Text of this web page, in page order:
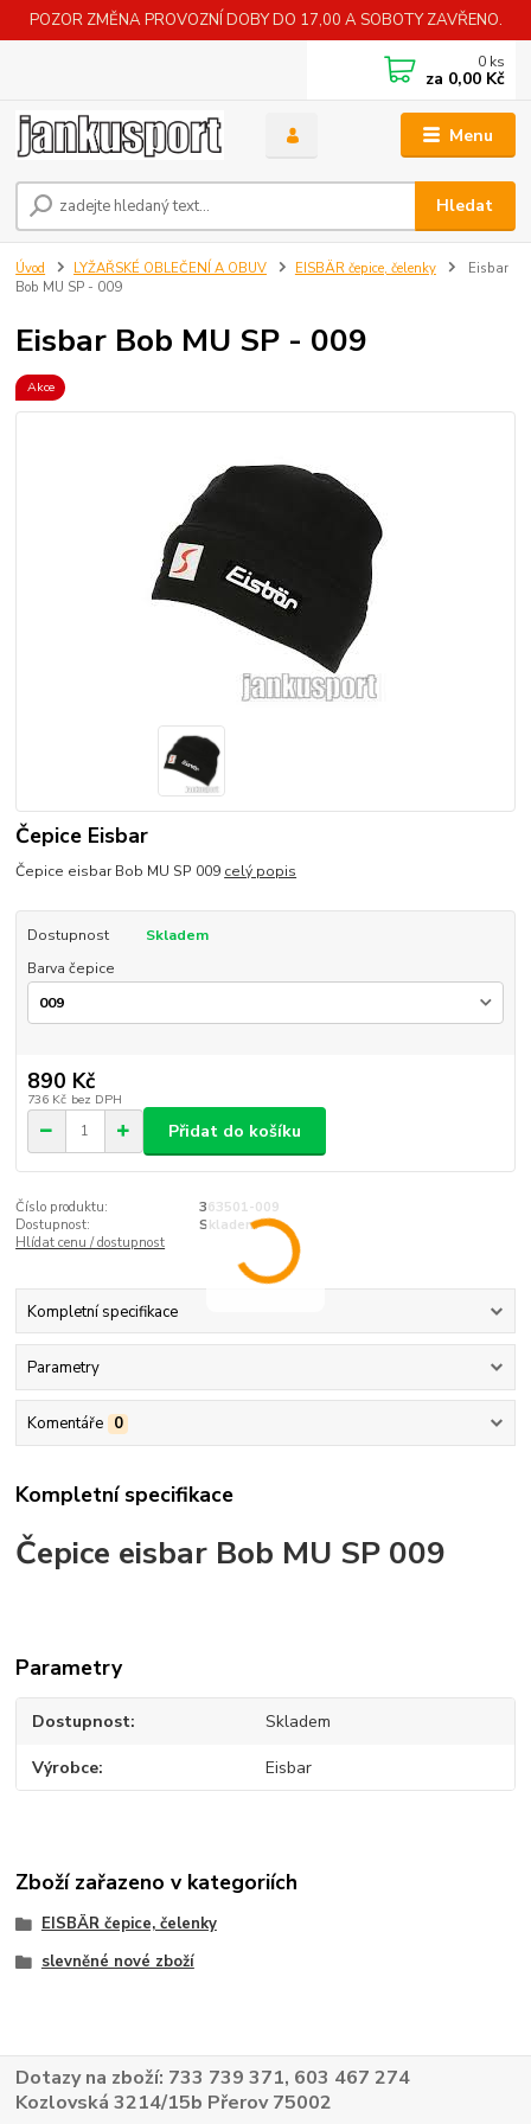
POZOR ZMĚNA PROVOZNÍ DOBY DO 17,00 A SOBOTY ZAVŘENO.
Menu
Hledat
0 ks
za 0,00 Kč
Úvod LYŽAŘSKÉ OBLEČENÍ A OBUV EISBÄR čepice, čelenky
Eisbar
Bob MU SP - 009
Eisbar Bob MU SP - 009
Akce
Čepice Eisbar
Čepice eisbar Bob MU SP 009 celý popis
Dostupnost
Skladem
Barva čepice
890 Kč
736 Kč bez DPH
Přidat do košíku
Číslo produktu:
363501-009
Dostupnost:
Skladem
Hlídat cenu / dostupnost
Kompletní specifikace
Parametry
Komentáře 0
Kompletní specifikace
Čepice eisbar Bob MU SP 009
Parametry
Dostupnost Skladem
Výrobce Eisbar
Zboží zařazeno v kategoriích
EISBÄR čepice, čelenky
slevněné nové zboží
Dotazy na zboží: 733 739 371, 603 467 274
Kozlovská 3214/15b Přerov 75002